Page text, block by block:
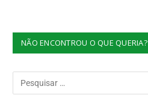
NÃO ENCONTROU O QUE QUERIA?